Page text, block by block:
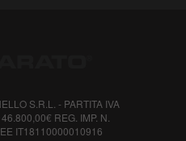
S.R.L. - PARTITA IVA
REG. IMP. N.
IT18110000010916